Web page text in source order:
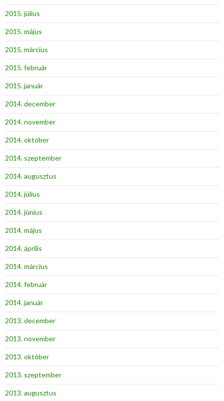
2015. július
2015. május
2015. március
2015. február
2015. január
2014. december
2014. november
2014. október
2014. szeptember
2014. augusztus
2014. július
2014. június
2014. május
2014. április
2014. március
2014. február
2014. január
2013. december
2013. november
2013. október
2013. szeptember
2013. augusztus